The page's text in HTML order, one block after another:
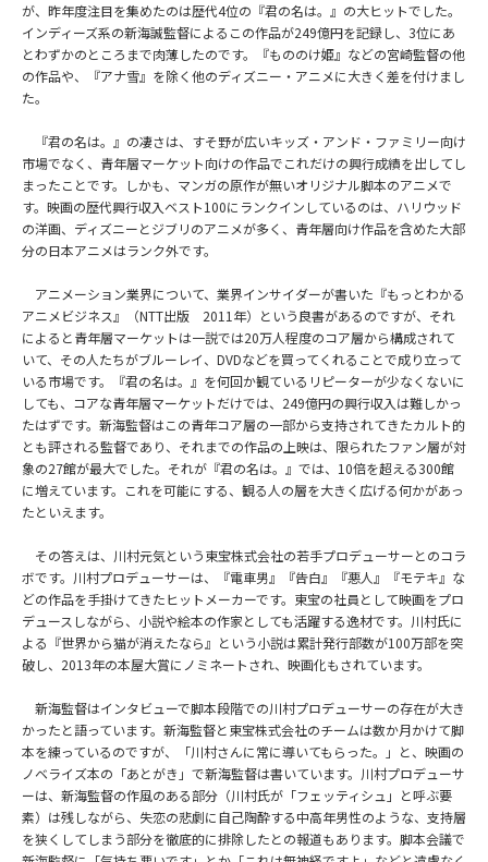
が、昨年度注目を集めたのは歴代4位の『君の名は。』の大ヒットでした。
インディーズ系の新海誠監督によるこの作品が249億円を記録し、3位にあ
とわずかのところまで肉薄したのです。『もののけ姫』などの宮崎監督の他
の作品や、『アナ雪』を除く他のディズニー・アニメに大きく差を付けまし
た。
『君の名は。』の凄さは、すそ野が広いキッズ・アンド・ファミリー向け
市場でなく、青年層マーケット向けの作品でこれだけの興行成績を出してし
まったことです。しかも、マンガの原作が無いオリジナル脚本のアニメで
す。映画の歴代興行収入ベスト100にランクインしているのは、ハリウッド
の洋画、ディズニーとジブリのアニメが多く、青年層向け作品を含めた大部
分の日本アニメはランク外です。
アニメーション業界について、業界インサイダーが書いた『もっとわかる
アニメビジネス』（NTT出版 2011年）という良書があるのですが、それ
によると青年層マーケットは一説では20万人程度のコア層から構成されて
いて、その人たちがブルーレイ、DVDなどを買ってくれることで成り立って
いる市場です。『君の名は。』を何回か観ているリピーターが少なくないに
しても、コアな青年層マーケットだけでは、249億円の興行収入は難しかっ
たはずです。新海監督はこの青年コア層の一部から支持されてきたカルト的
とも評される監督であり、それまでの作品の上映は、限られたファン層が対
象の27館が最大でした。それが『君の名は。』では、10倍を超える300館
に増えています。これを可能にする、観る人の層を大きく広げる何かがあっ
たといえます。
その答えは、川村元気という東宝株式会社の若手プロデューサーとのコラ
ボです。川村プロデューサーは、『電車男』『告白』『悪人』『モテキ』な
どの作品を手掛けてきたヒットメーカーです。東宝の社員として映画をプロ
デュースしながら、小説や絵本の作家としても活躍する逸材です。川村氏に
よる『世界から猫が消えたなら』という小説は累計発行部数が100万部を突
破し、2013年の本屋大賞にノミネートされ、映画化もされています。
新海監督はインタビューで脚本段階での川村プロデューサーの存在が大き
かったと語っています。新海監督と東宝株式会社のチームは数か月かけて脚
本を練っているのですが、「川村さんに常に導いてもらった。」と、映画の
ノベライズ本の「あとがき」で新海監督は書いています。川村プロデューサ
ーは、新海監督の作風のある部分（川村氏が「フェッティシュ」と呼ぶ要
素）は残しながら、失恋の悲劇に自己陶酔する中高年男性のような、支持層
を狭くしてしまう部分を徹底的に排除したとの報道もあります。脚本会議で